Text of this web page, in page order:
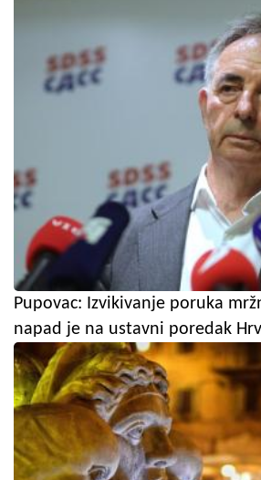
Pupovac: Izvikivanje poruka
napad je na ustavni poredak